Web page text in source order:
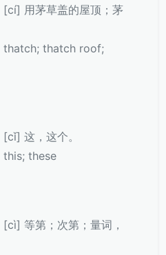
[cí] 用茅草盖的屋顶；茅
thatch; thatch roof;
这，这个。
this; these
等第；次第；量词，